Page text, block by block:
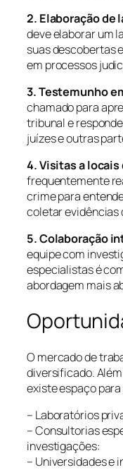
2. Elaboração de
deve elaborar um
suas descobertas
em processos
3. Testemunho
chamado para
tribunal e
juízes e outras
4. Visitas a locais
frequentemente
crime para
coletar evidências
5. Colaboração
equipe com
especialistas é
abordagem mais
O mercado de
diversificado.
existe espaço
– Laboratórios
– Consultorias
investigações:
– Universidades e